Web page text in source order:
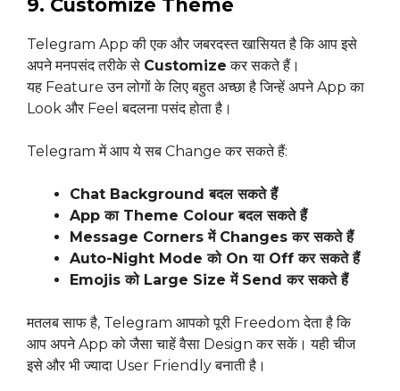
9. Customize Theme
Telegram App की एक और जबरदस्त खासियत है कि आप इसे
अपने मनपसंद तरीके से Customize कर सकते हैं।
यह Feature उन लोगों के लिए बहुत अच्छा है जिन्हें अपने App का
Look और Feel बदलना पसंद होता है।
Telegram में आप ये सब Change कर सकते हैं:
Chat Background बदल सकते हैं
App का Theme Colour बदल सकते हैं
Message Corners में Changes कर सकते हैं
Auto-Night Mode को On या Off कर सकते हैं
Emojis को Large Size में Send कर सकते हैं
मतलब साफ है, Telegram आपको पूरी Freedom देता है कि
आप अपने App को जैसा चाहें वैसा Design कर सकें। यही चीज
इसे और भी ज्यादा User Friendly बनाती है।